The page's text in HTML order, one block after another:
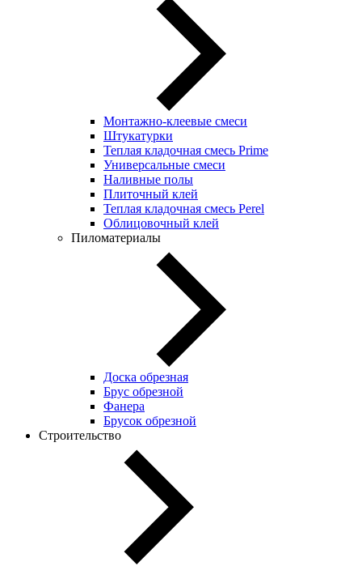
Монтажно-клеевые смеси
Штукатурки
Теплая кладочная смесь Prime
Универсальные смеси
Наливные полы
Плиточный клей
Теплая кладочная смесь Perel
Облицовочный клей
Пиломатериалы
Доска обрезная
Брус обрезной
Фанера
Брусок обрезной
Строительство